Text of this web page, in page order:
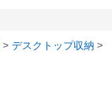
> デスクトップ収納 >